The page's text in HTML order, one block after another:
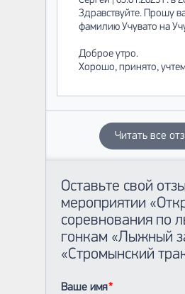
Здравствуйте. Прошу
фамилию Учувато на
Доброе утро.
Хорошо, принято,
Читать все
Оставьте свой
мероприятии
соревнования по
гонкам «Лыжный
«Стромынский
Ваше имя